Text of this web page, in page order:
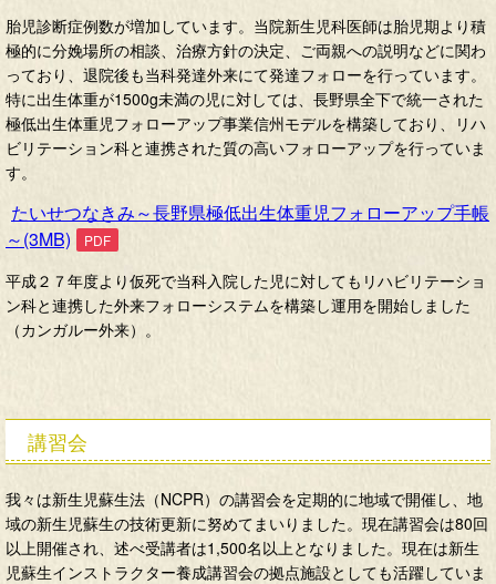
胎児診断症例数が増加しています。当院新生児科医師は胎児期より積
極的に分娩場所の相談、治療方針の決定、ご両親への説明などに関わ
っており、退院後も当科発達外来にて発達フォローを行っています。
特に出生体重が1500g未満の児に対しては、長野県全下で統一された
極低出生体重児フォローアップ事業信州モデルを構築しており、リハ
ビリテーション科と連携された質の高いフォローアップを行っていま
す。
たいせつなきみ～長野県極低出生体重児フォローアップ手帳
～(3MB)
平成２７年度より仮死で当科入院した児に対してもリハビリテーショ
ン科と連携した外来フォローシステムを構築し運用を開始しました
（カンガルー外来）。
講習会
我々は新生児蘇生法（NCPR）の講習会を定期的に地域で開催し、地
域の新生児蘇生の技術更新に努めてまいりました。現在講習会は80回
以上開催され、述べ受講者は1,500名以上となりました。現在は新生
児蘇生インストラクター養成講習会の拠点施設としても活躍していま